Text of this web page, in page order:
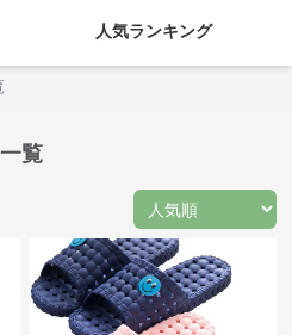
人気ランキング
覧